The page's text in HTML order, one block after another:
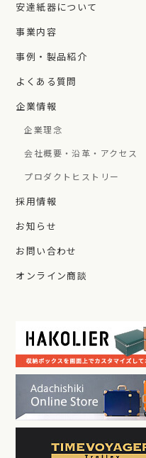
安達紙器について
事業内容
事例・製品紹介
よくある質問
企業情報
企業理念
会社概要・沿革・アクセス
プロダクトヒストリー
採用情報
お知らせ
お問い合わせ
オンライン商談